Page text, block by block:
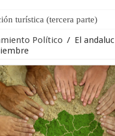
turística (tercera parte)
ante las próximas
Político / El